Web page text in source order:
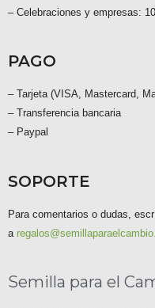
– Celebraciones y empresas:
PAGO
– Tarjeta (VISA, Mastercard,
– Transferencia bancaria
– Paypal
SOPORTE
Para comentarios o dudas,
a
Semilla para el